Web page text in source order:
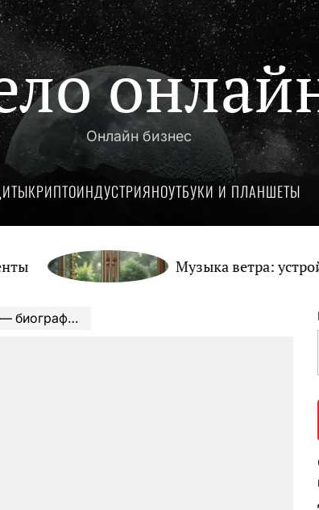
Онлайн бизнес
КРИПТОИНДУСТРИЯНОУТБУКИ И ПЛАНШЕТЫ
Музыка ветра: устройство
жизни женщины-воина